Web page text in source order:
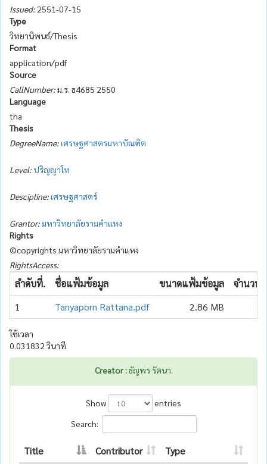
Issued: 2551-07-15
Type
วิทยานิพนธ์/Thesis
Format
application/pdf
Source
CallNumber:ม.ร. ธ4685 2550
Language
tha
Thesis
DegreeName:เศรษฐศาสตรมหาบัณฑิต
Level:ปริญญาโท
Descipline:เศรษฐศาสตร์
Grantor:มหาวิทยาลัยรามคำแหง
Rights
©copyrights มหาวิทยาลัยรามคำแหง
RightsAccess:
ลำดับที่. ชื่อแฟ้มข้อมูล ขนาดแฟ้มข้อมูล
จำนวนเ
1
Tanyaporn Rattana.pdf 2.86 MB
ใช้เวลา
0.031832 วินาที
Creator :ธัญพร รัตนา.
Show
entries
Search:
Title Contributor
Type